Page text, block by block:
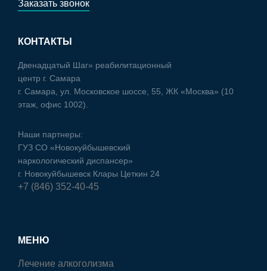
КОНТАКТЫ
Двенадцатый Шаг» реабилитационный
центр г. Самара
г. Самара, ул. Московское шоссе, 55, ЖК «Москва» (10
этаж, офис 1002).
Наши партнеры:
ГУЗ CO «Новокуйбышевский
наркологический диспансер»
г. Новокуйбышевск Клары Цеткин 24
+7 (846) 352-40-45
МЕНЮ
Лечение алкоголизма
Заказать звонок